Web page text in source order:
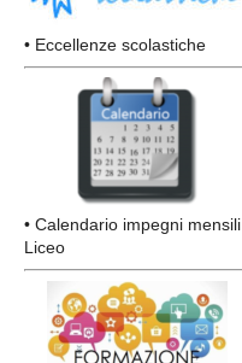
• Eccellenze scolastiche
• Calendario impegni mensili
Liceo